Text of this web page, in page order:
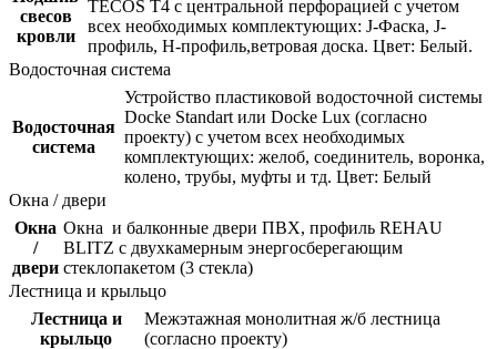
свесов
кровли
TECOS Т4 с центральной перфорацией с учетом
всех необходимых комплектующих: J-Фаска, J-
профиль, Н-профиль,ветровая доска. Цвет: Белый.
Водосточная система
Водосточная
система
Устройство пластиковой водосточной системы
Docke Standart или Docke Lux (согласно
проекту) с учетом всех необходимых
комплектующих: желоб, соединитель, воронка,
колено, трубы, муфты и тд. Цвет: Белый
Окна / двери
Окна
/
двери
Окна и балконные двери ПВХ, профиль REHAU
BLITZ с двухкамерным энергосберегающим
стеклопакетом (3 стекла)
Лестница и крыльцо
Лестница и
крыльцо
Межэтажная монолитная ж/б лестница
(согласно проекту)